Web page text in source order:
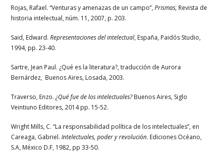
Rojas, Rafael. “Venturas y amenazas de un campo”,Prismas, Revista de
historia intelectual, núm. 11, 2007, p. 203.
Said, Edward.Representaciones del intelectual, España, Paidós Studio,
1994, pp. 23-40.
Sartre, Jean Paul. ¿Qué es la literatura?, traducción de Aurora
Bernárdez, Buenos Aires, Losada, 2003.
Traverso, Enzo.¿Qué fue de los intelectuales?Buenos Aires, Siglo
Veintiuno Editores, 2014 pp. 15-52.
Wright Mills, C. “La responsabilidad política de los intelectuales”, en
Careaga, Gabriel.Intelectuales, poder y revolución. Ediciones Océano,
S.A, México D.F, 1982, pp 33-50.